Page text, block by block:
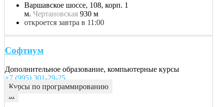
Варшавское шоссе, 108, корп. 1
м. Чертановская 930 м
откроется завтра в 11:00
Софтиум
Дополнительное образование, компьютерные курсы
+7 (995) 301-29-25
Курсы по программированию
...